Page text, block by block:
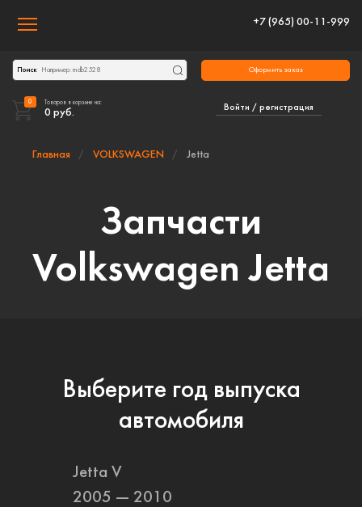
Toggle navigation
+7 (965) 00-11-999
Поиск
Войти / регистрация
0 Товаров в корзине на:
0 руб.
Оформить заказ
Главная VOLKSWAGEN Jetta
Запчасти
Volkswagen Jetta
Выберите год выпуска
автомобиля
Jetta V
2005 — 2010